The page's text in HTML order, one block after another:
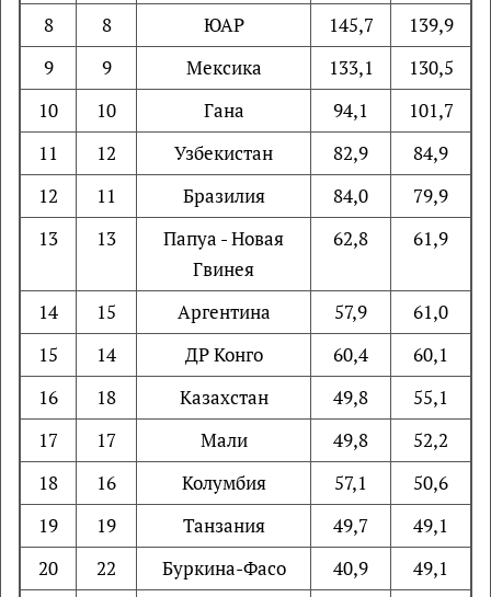
8
8 ЮАР 145,7
139,9
9
9 Мексика 133,1
130,5
10
10 Гана 94,1
101,7
11
12 Узбекистан 82,9
84,9
12
11 Бразилия 84,0
79,9
13
13
Папуа - Новая
Гвинея
62,8 61,9
14 15 Аргентина 57,9
61,0
15
14 ДР Конго 60,4
60,1
16
18 Казахстан 49,8
55,1
17
17 Мали 49,8
52,2
18
16 Колумбия 57,1
50,6
19
19 Танзания 49,7
49,1
20
22 Буркина-Фасо 40,9
49,1